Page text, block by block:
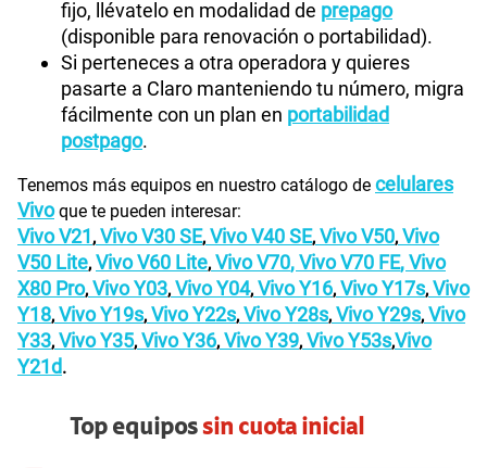
fijo, llévatelo en modalidad de prepago
(disponible para renovación o portabilidad).
Si perteneces a otra operadora y quieres
pasarte a Claro manteniendo tu número, migra
fácilmente con un plan en portabilidad
postpago.
Tenemos más equipos en nuestro catálogo de celulares
Vivoque te pueden interesar:
Vivo V21 , Vivo V30 SE, Vivo V40 SE, Vivo V50, Vivo
V50 Lite, Vivo V60 Lite, Vivo V70,Vivo V70 FE,Vivo
X80 Pro, Vivo Y03, Vivo Y04, Vivo Y16, Vivo Y17s, Vivo
Y18, Vivo Y19s, Vivo Y22s, Vivo Y28s, Vivo Y29s, Vivo
Y33, Vivo Y35, Vivo Y36, Vivo Y39, Vivo Y53s,Vivo
Y21d.
Top equipossin cuota inicial